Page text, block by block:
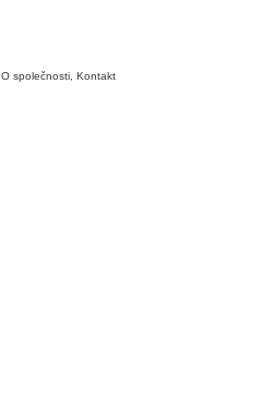
O společnosti Kontakt